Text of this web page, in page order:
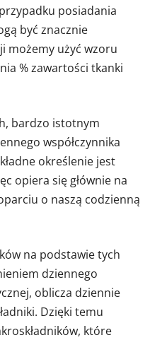
posiadania
być znacznie
możemy użyć wzoru
% zawartości tkanki
bardzo istotnym
współczynnika
określenie jest
opiera się głównie na
o naszą codzienną
na podstawie tych
dziennego
oblicza dziennie
Dzięki temu
które